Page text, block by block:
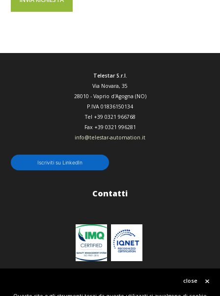
Contatti
Telestar S.r.l.
Via Novara, 35
28010 - Vaprio d'Agogna (NO)
P.IVA 01836150134
Tel +39 0321 966768
Fax +39 0321 996281
info@telestar-automation.it
Iscriviti su LinkedIn
close